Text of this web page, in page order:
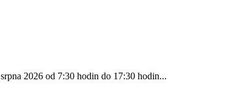
2026 od 7:30 hodin do 17:30 hodin...